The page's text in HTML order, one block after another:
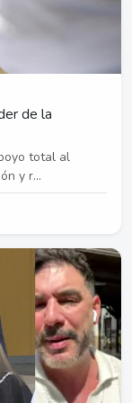
de la
total al
y r...